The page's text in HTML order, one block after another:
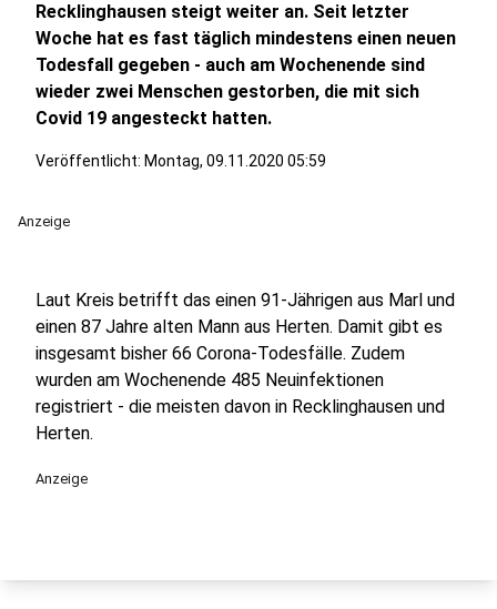
Recklinghausen steigt weiter an. Seit letzter
Woche hat es fast täglich mindestens einen neuen
Todesfall gegeben - auch am Wochenende sind
wieder zwei Menschen gestorben, die mit sich
Covid 19 angesteckt hatten.
Veröffentlicht: Montag, 09.11.2020 05:59
Anzeige
Laut Kreis betrifft das einen 91-Jährigen aus Marl und
einen 87 Jahre alten Mann aus Herten. Damit gibt es
insgesamt bisher 66 Corona-Todesfälle. Zudem
wurden am Wochenende 485 Neuinfektionen
registriert - die meisten davon in Recklinghausen und
Herten.
Anzeige